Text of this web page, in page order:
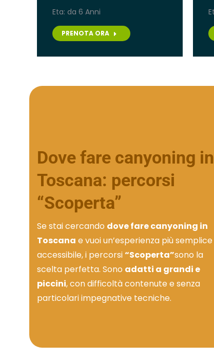
Eta: da 6 Anni
PRENOTA ORA
Dove fare canyoning in
Toscana: percorsi
“Scoperta”
Se stai cercando dove fare canyoning in
Toscana e vuoi un’esperienza più
accessibile, i percorsi“Scoperta”sono la
scelta perfetta. Sono adatti a grandi e
piccini, con difficoltà contenute e senza
particolari impegnative tecniche.